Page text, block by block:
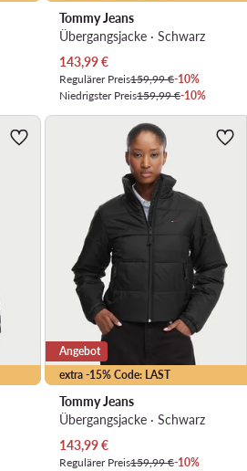
Tommy Jeans
Übergangsjacke · Schwarz
Aktueller Preis
143,99€
Regulärer Preis159,99 €-10%
Niedrigster Preis159,99 €-10%
extra -15% Code: LAST
Angebot
Tommy Jeans
Übergangsjacke · Schwarz
Aktueller Preis
143,99€
Regulärer Preis159,99 €-10%